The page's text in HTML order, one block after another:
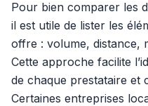
Pour bien comparer les
il est utile de lister les
offre : volume, distance,
Cette approche facilite
de chaque prestataire et
Certaines entreprises